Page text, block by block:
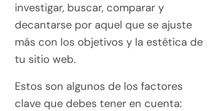
investigar, buscar, comparar y
decantarse por aquel que se ajuste
más con los objetivos y la estética de
tu sitio web.
Estos son algunos de los factores
clave que debes tener en cuenta: